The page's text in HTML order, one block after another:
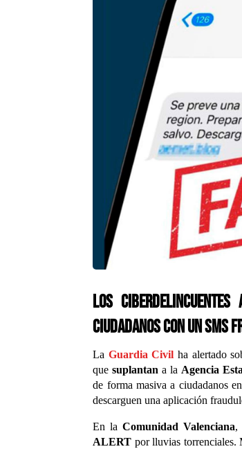
Los
ciudadanos con un SMS
La Guardia Civil ha alertado
quesuplantan a la Agencia
de forma masiva a ciudadanos
descarguen una aplicación
En laComunidad Valenciana,
ALERT por lluvias torrenciales.